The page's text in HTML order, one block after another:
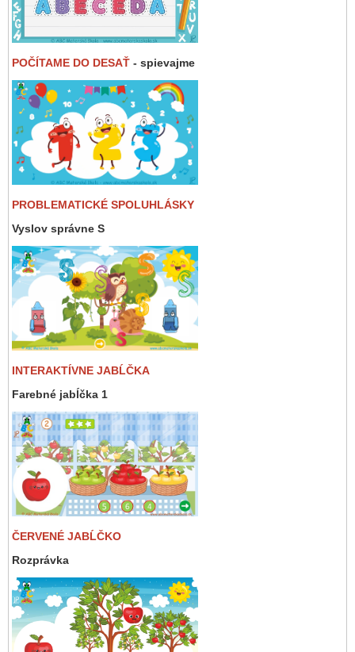
POČÍTAME DO DESAŤ - spievajme
PROBLEMATICKÉ SPOLUHLÁSKY
Vyslov správne S
INTERAKTÍVNE JABĹČKA
Farebné jabĺčka 1
ČERVENÉ JABĹČKO
Rozprávka